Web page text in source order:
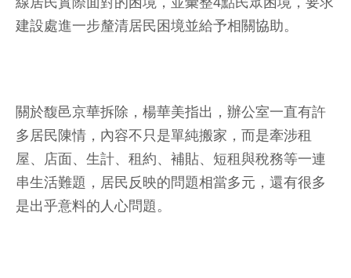
建設處進一步釐清居民困境並給予相關協助。
關於馥邑京華拆除，楊華美指出，辦公室一直有許
多居民陳情，內容不只是單純搬家，而是牽涉租
屋、店面、生計、租約、補貼、短租與稅務等一連
串生活難題，居民反映的問題相當多元，還有很多
是出乎意料的人心問題。